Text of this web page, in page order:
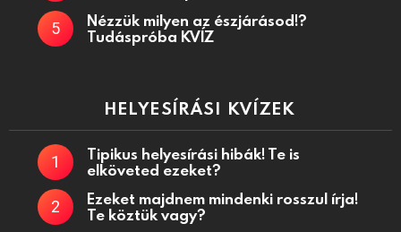
Nézzük milyen az észjárásod!?
Tudáspróba KVÍZ
HELYESÍRÁSI KVÍZEK
Tipikus helyesírási hibák! Te is
elköveted ezeket?
Ezeket majdnem mindenki rosszul írja!
Te köztük vagy?